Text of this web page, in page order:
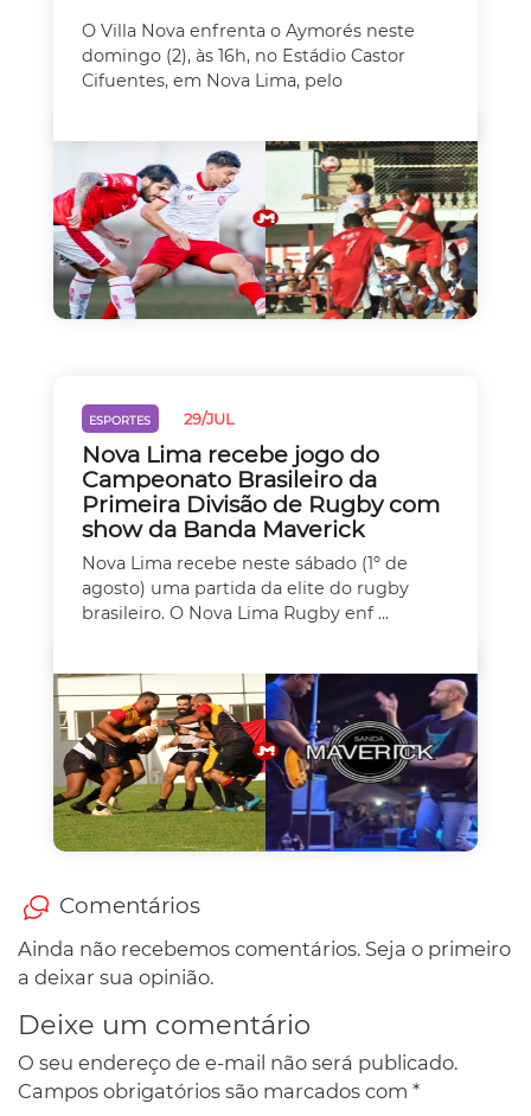
O Villa Nova enfrenta o Aymorés neste
domingo (2), às 16h, no Estádio Castor
Cifuentes, em Nova Lima, pelo
ESPORTES 29/JUL
Nova Lima recebe jogo do
Campeonato Brasileiro da
Primeira Divisão de Rugby com
show da Banda Maverick
Nova Lima recebe neste sábado (1º de
agosto) uma partida da elite do rugby
brasileiro. O Nova Lima Rugby enf ...
Comentários
Ainda não recebemos comentários. Seja o primeiro
a deixar sua opinião.
Deixe um comentário
O seu endereço de e-mail não será publicado.
Campos obrigatórios são marcados com *